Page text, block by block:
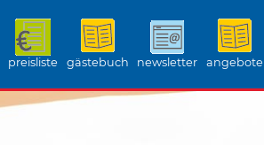
preisliste gästebuch newsletter angebote